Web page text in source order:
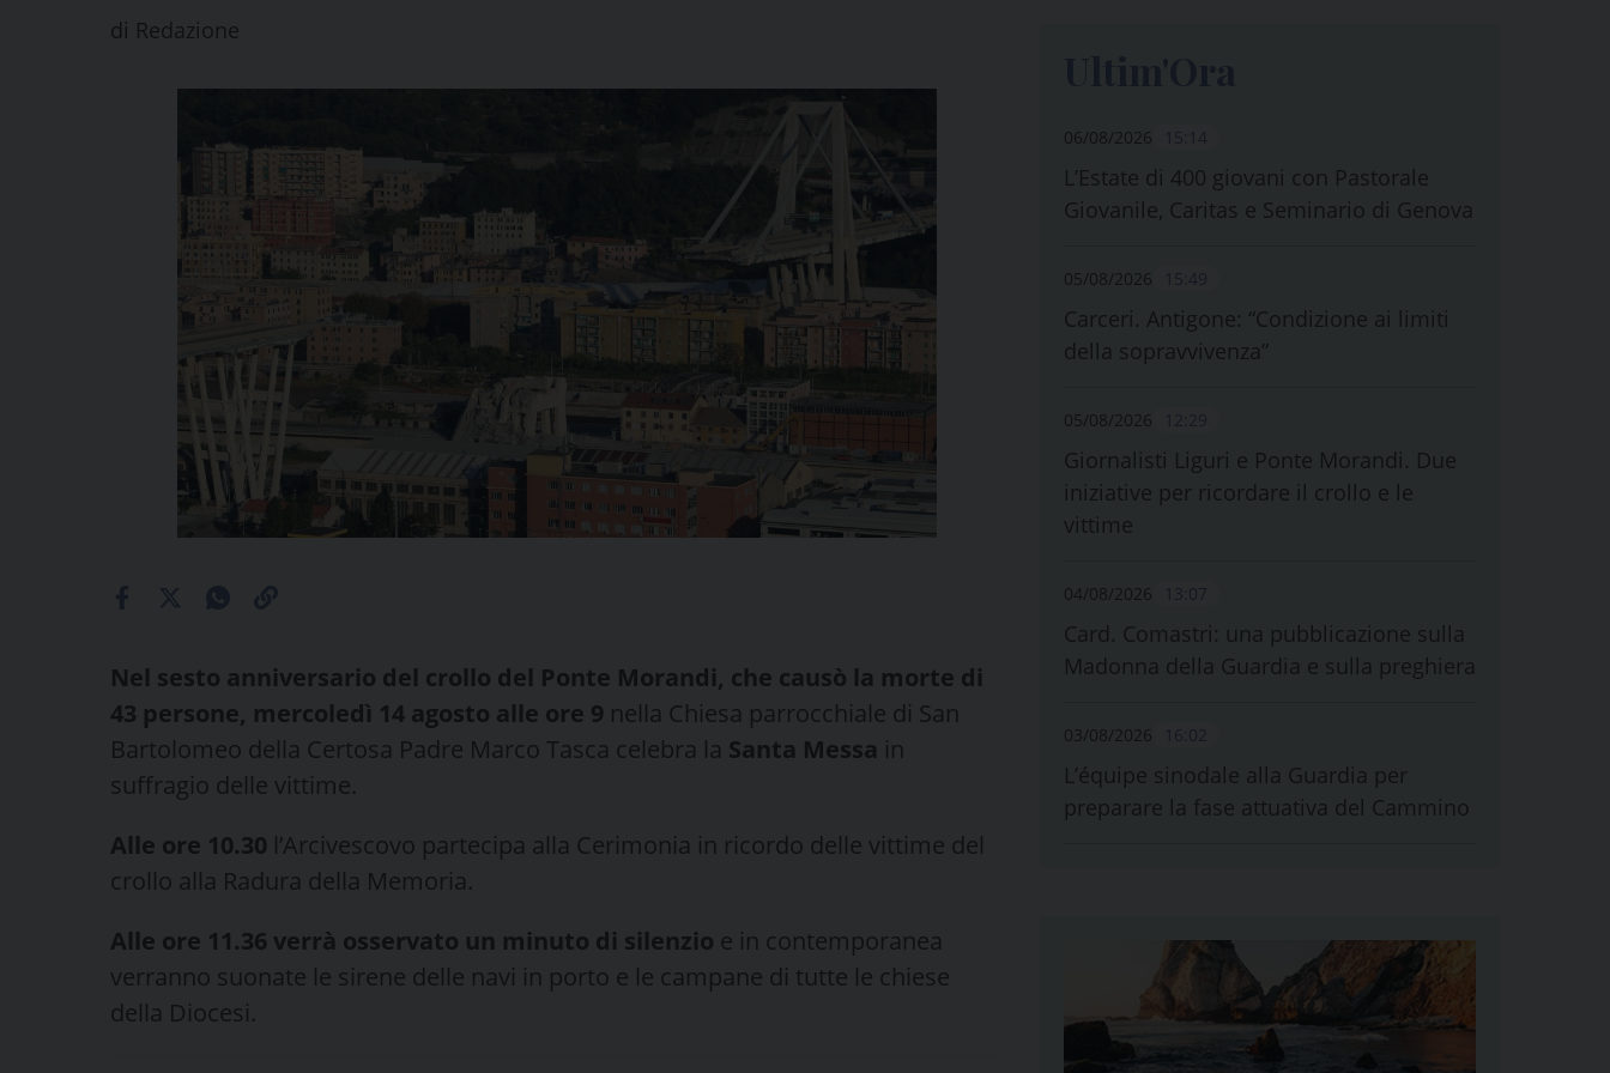
di Redazione
Nel sesto anniversario del crollo del Ponte Morandi, che causò la morte di
43 persone, mercoledì 14 agosto alle ore 9 nella Chiesa parrocchiale di San
Bartolomeo della Certosa Padre Marco Tasca celebra la Santa Messa in
suffragio delle vittime.
Alle ore 10.30 l’Arcivescovo partecipa alla Cerimonia in ricordo delle vittime del
crollo alla Radura della Memoria.
Alle ore 11.36 verrà osservato un minuto di silenzio e in contemporanea
verranno suonate le sirene delle navi in porto e le campane di tutte le chiese
della Diocesi.
06/08/2026
L’Estate di 400 giovani con Pastorale
Giovanile, Caritas e Seminario di Genova
05/08/2026
Carceri. Antigone: “Condizione ai limiti
della sopravvivenza”
05/08/2026
Giornalisti Liguri e Ponte Morandi. Due
iniziative per ricordare il crollo e le
vittime
04/08/2026
Card. Comastri: una pubblicazione sulla
Madonna della Guardia e sulla preghiera
03/08/2026
L’équipe sinodale alla Guardia per
preparare la fase attuativa del Cammino